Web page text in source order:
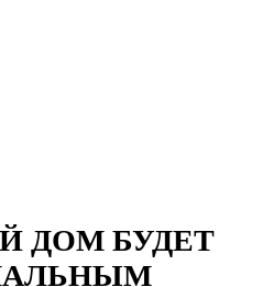
ДОМ БУДЕТ